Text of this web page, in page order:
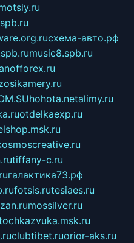
схема-авто.рф
music8.spb.ru
hohota.netalimy.ru
otdelkaexp.ru
tiffany-c.ru
галактика73.рф
fotsis.rutesiaes.ru
mossilver.ru
clubtibet.ruorior-aks.ru